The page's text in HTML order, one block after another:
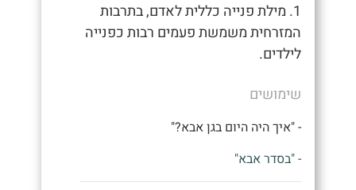
1. מילת פנייה כללית לאדם, בתרבות
המזרחית משמשת פעמים רבות כפנייה
לילדים.
שימושים
- "איך היה היום בגן אבא?"
- "בסדר אבא"